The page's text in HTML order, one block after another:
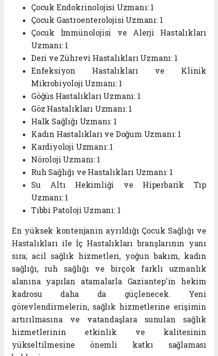
Çocuk Endokrinolojisi Uzmanı:1
Çocuk Gastroenterolojisi Uzmanı: 1
Çocuk İmmünolojisi ve Alerji Hastalıkları
Uzmanı:1
Deri ve Zührevi Hastalıkları Uzmanı: 1
Enfeksiyon Hastalıkları ve Klinik
Mikrobiyoloji Uzmanı: 1
Göğüs Hastalıkları Uzmanı: 1
Göz Hastalıkları Uzmanı:1
Halk Sağlığı Uzmanı: 1
Kadın Hastalıkları ve Doğum Uzmanı: 1
Kardiyoloji Uzmanı:1
Nöroloji Uzmanı: 1
Ruh Sağlığı ve Hastalıkları Uzmanı: 1
Su Altı Hekimliği ve Hiperbarik Tıp
Uzmanı:1
Tıbbi Patoloji Uzmanı: 1
En yüksek kontenjanın ayrıldığı Çocuk Sağlığı ve
Hastalıkları ileİç Hastalıkları branşlarının yanı
sıra; acil sağlık hizmetleri, yoğun bakım, kadın
sağlığı, ruh sağlığı ve birçok farklı uzmanlık
alanına yapılan atamalarla Gaziantep'in hekim
kadrosu daha da güçlenecek. Yeni
görevlendirmelerin, sağlık hizmetlerine erişimin
artırılmasına ve vatandaşlara sunulan sağlık
hizmetlerinin etkinlik ve kalitesinin
yükseltilmesine önemli katkı sağlaması